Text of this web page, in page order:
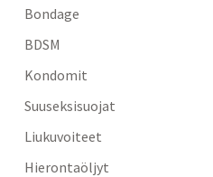
Bondage
BDSM
Kondomit
Suuseksisuojat
Liukuvoiteet
Hierontaöljyt